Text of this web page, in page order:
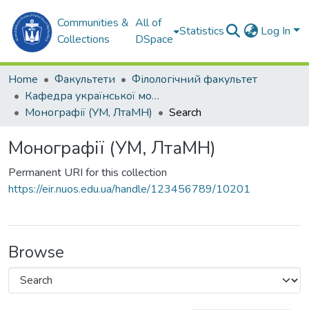
Communities &
Collections
All of
DSpace
Statistics Log In
Home Факультети
Філологічний факультет
Кафедра української мови, літератури та методики навчання (УМ, ЛтаМН)
Монографії (УМ, ЛтаМН)
Search
Монографії (УМ, ЛтаМН)
Permanent URI for this collection
https://eir.nuos.edu.ua/handle/123456789/10201
Browse